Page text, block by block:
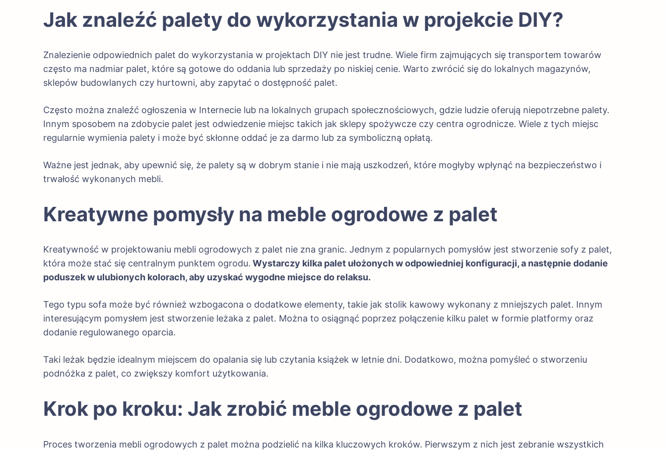
Jak znaleźć palety do wykorzystania w projekcie DIY?
Znalezienie odpowiednich palet do wykorzystania w projektach DIY nie jest trudne. Wiele firm zajmujących się transportem towarów
często ma nadmiar palet, które są gotowe do oddania lub sprzedaży po niskiej cenie. Warto zwrócić się do lokalnych magazynów,
sklepów budowlanych czy hurtowni, aby zapytać o dostępność palet.
Często można znaleźć ogłoszenia w Internecie lub na lokalnych grupach społecznościowych, gdzie ludzie oferują niepotrzebne palety.
Innym sposobem na zdobycie palet jest odwiedzenie miejsc takich jak sklepy spożywcze czy centra ogrodnicze. Wiele z tych miejsc
regularnie wymienia palety i może być skłonne oddać je za darmo lub za symboliczną opłatą.
Ważne jest jednak, aby upewnić się, że palety są w dobrym stanie i nie mają uszkodzeń, które mogłyby wpłynąć na bezpieczeństwo i
trwałość wykonanych mebli.
Kreatywne pomysły na meble ogrodowe z palet
Kreatywność w projektowaniu mebli ogrodowych z palet nie zna granic. Jednym z popularnych pomysłów jest stworzenie sofy z palet,
która może stać się centralnym punktem ogrodu. Wystarczy kilka palet ułożonych w odpowiedniej konfiguracji, a następnie dodanie
poduszek w ulubionych kolorach, aby uzyskać wygodne miejsce do relaksu.
Tego typu sofa może być również wzbogacona o dodatkowe elementy, takie jak stolik kawowy wykonany z mniejszych palet. Innym
interesującym pomysłem jest stworzenie leżaka z palet. Można to osiągnąć poprzez połączenie kilku palet w formie platformy oraz
dodanie regulowanego oparcia.
Taki leżak będzie idealnym miejscem do opalania się lub czytania książek w letnie dni. Dodatkowo, można pomyśleć o stworzeniu
podnóżka z palet, co zwiększy komfort użytkowania.
Krok po kroku: Jak zrobić meble ogrodowe z palet
Proces tworzenia mebli ogrodowych z palet można podzielić na kilka kluczowych kroków. Pierwszym z nich jest zebranie wszystkich